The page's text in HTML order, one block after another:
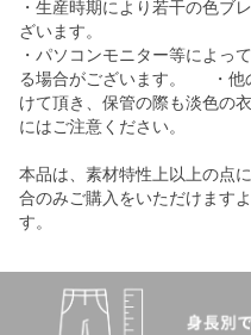
・生産時期により若干の色ブ
ざいます。
・パソコンモニター等によっ
る場合がございます。 ・他
けて頂き、保管の際も淡色の
にはご注意ください。
本品は、素材特性上以上の点
合のみご購入をいただけます
す。